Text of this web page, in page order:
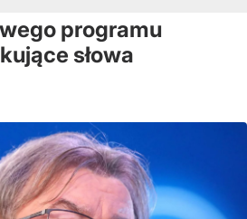
programu
słowa